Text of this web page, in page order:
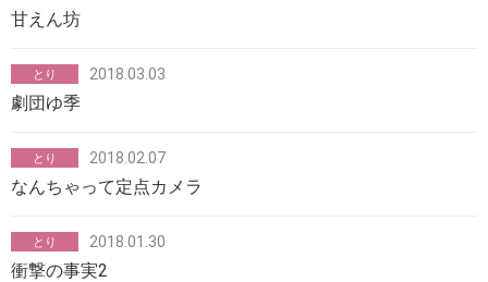
甘えん坊
とり 2018.03.03
劇団ゆ季
とり 2018.02.07
なんちゃって定点カメラ
とり 2018.01.30
衝撃の事実2